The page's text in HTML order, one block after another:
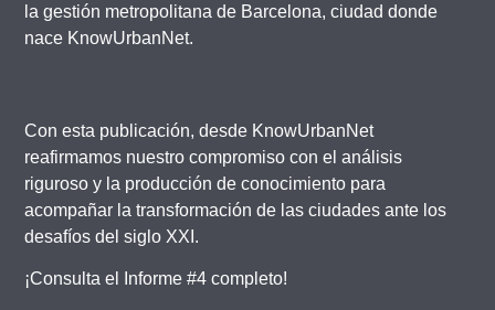
la gestión metropolitana de Barcelona, ciudad donde
nace KnowUrbanNet.
Con esta publicación, desde KnowUrbanNet
reafirmamos nuestro compromiso con el análisis
riguroso y la producción de conocimiento para
acompañar la transformación de las ciudades ante los
desafíos del siglo XXI.
¡Consulta el Informe #4 completo!